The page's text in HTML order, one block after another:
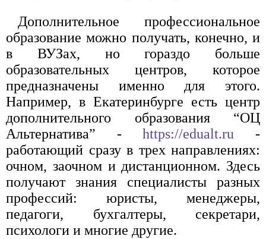
Дополнительное профессиональное
образование можно получать, конечно, и
в ВУЗах, но гораздо больше
образовательных центров, которое
предназначены именно для этого.
Например, в Екатеринбурге есть центр
дополнительного образования “ОЦ
Альтернатива” -https://edualt.ru -
работающий сразу в трех направлениях:
очном, заочном и дистанционном. Здесь
получают знания специалисты разных
профессий: юристы, менеджеры,
педагоги, бухгалтеры, секретари,
психологи и многие другие.